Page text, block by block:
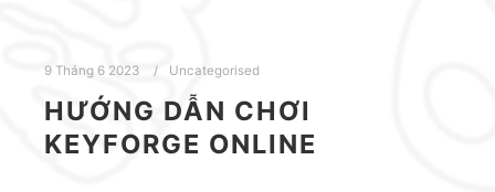
9 Tháng 6 2023 Uncategorised
HƯỚNG DẪN CHƠI
KEYFORGE ONLINE